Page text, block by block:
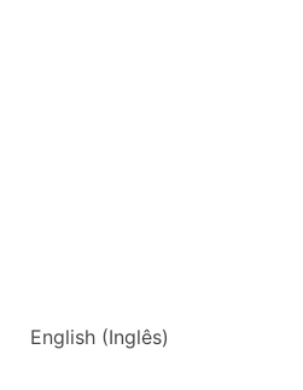
English(Inglês)